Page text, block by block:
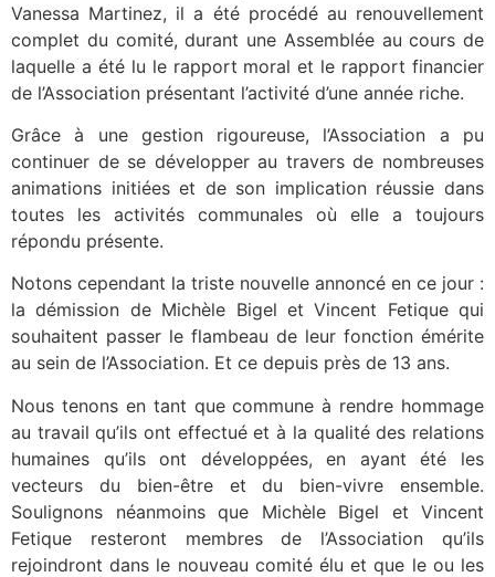
Vanessa Martinez, il a été procédé au renouvellement
complet du comité, durant une Assemblée au cours de
laquelle a été lu le rapport moral et le rapport financier
de l’Association présentant l’activité d’une année riche.
Grâce à une gestion rigoureuse, l’Association a pu
continuer de se développer au travers de nombreuses
animations initiées et de son implication réussie dans
toutes les activités communales où elle a toujours
répondu présente.
Notons cependant la triste nouvelle annoncé en ce jour :
la démission de Michèle Bigel et Vincent Fetique qui
souhaitent passer le flambeau de leur fonction émérite
au sein de l’Association. Et ce depuis près de 13 ans.
Nous tenons en tant que commune à rendre hommage
au travail qu’ils ont effectué et à la qualité des relations
humaines qu’ils ont développées, en ayant été les
vecteurs du bien-être et du bien-vivre ensemble.
Soulignons néanmoins que Michèle Bigel et Vincent
Fetique resteront membres de l’Association qu’ils
rejoindront dans le nouveau comité élu et que le ou les